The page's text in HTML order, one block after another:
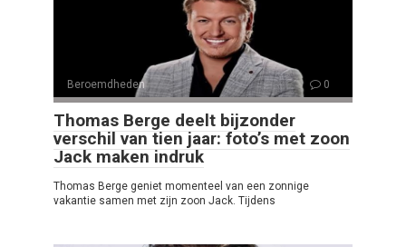
Beroemdheden 0
Thomas Berge deelt bijzonder
verschil van tien jaar: foto’s met zoon
Jack maken indruk
Thomas Berge geniet momenteel van een zonnige
vakantie samen met zijn zoon Jack. Tijdens